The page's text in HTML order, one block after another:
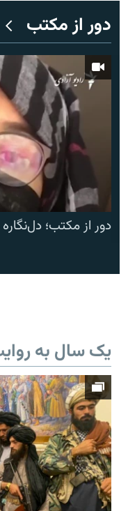
دور از مکتب
دور از مکتب؛
یک سال به